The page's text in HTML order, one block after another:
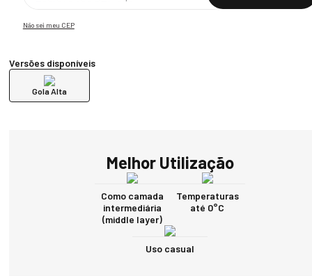
Não sei meu CEP
Versões disponíveis
Gola Alta
Melhor Utilização
Como camada
intermediária
(middle layer)
Temperaturas
até 0°C
Uso casual